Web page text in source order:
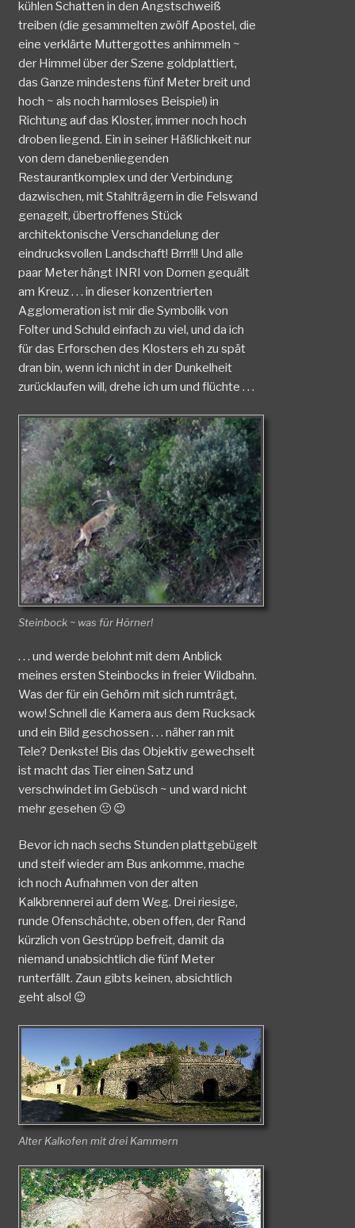
kühlen Schatten in den Angstschweiß
treiben (die gesammelten zwölf Apostel, die
eine verklärte Muttergottes anhimmeln ~
der Himmel über der Szene goldplattiert,
das Ganze mindestens fünf Meter breit und
hoch ~ als noch harmloses Beispiel) in
Richtung auf das Kloster, immer noch hoch
droben liegend. Ein in seiner Häßlichkeit nur
von dem danebenliegenden
Restaurantkomplex und der Verbindung
dazwischen, mit Stahlträgern in die Felswand
genagelt, übertroffenes Stück
architektonische Verschandelung der
eindrucksvollen Landschaft! Brrr!!! Und alle
paar Meter hängt INRI von Dornen gequält
am Kreuz . . . in dieser konzentrierten
Agglomeration ist mir die Symbolik von
Folter und Schuld einfach zu viel, und da ich
für das Erforschen des Klosters eh zu spät
dran bin, wenn ich nicht in der Dunkelheit
zurücklaufen will, drehe ich um und flüchte . . .
Steinbock ~ was für Hörner!
. . . und werde belohnt mit dem Anblick
meines ersten Steinbocks in freier Wildbahn.
Was der für ein Gehörn mit sich rumträgt,
wow! Schnell die Kamera aus dem Rucksack
und ein Bild geschossen . . . näher ran mit
Tele? Denkste! Bis das Objektiv gewechselt
ist macht das Tier einen Satz und
verschwindet im Gebüsch ~ und ward nicht
mehr gesehen 🙁 😉
Bevor ich nach sechs Stunden plattgebügelt
und steif wieder am Bus ankomme, mache
ich noch Aufnahmen von der alten
Kalkbrennerei auf dem Weg. Drei riesige,
runde Ofenschächte, oben offen, der Rand
kürzlich von Gestrüpp befreit, damit da
niemand unabsichtlich die fünf Meter
runterfällt. Zaun gibts keinen, absichtlich
geht also! 😉
Alter Kalkofen mit drei Kammern